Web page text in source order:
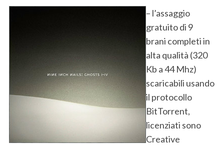
– l’assaggio
gratuito di 9
brani completi in
alta qualità (320
Kb a 44 Mhz)
scaricabili usando
il protocollo
BitTorrent,
licenziati sono
Creative